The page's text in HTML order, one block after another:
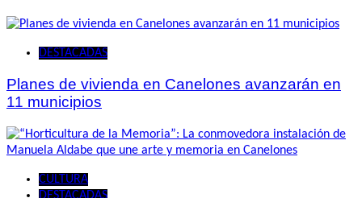
DESTACADAS
Planes de vivienda en Canelones avanzarán en
11 municipios
CULTURA